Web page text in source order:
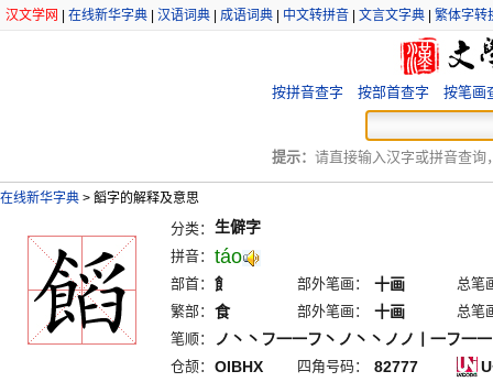
汉文学网 在线新华字典 汉语词典 成语词典 中文转拼音 文言文字典 繁体字转
按拼音查字 按部首查字 按笔画
提示： 请直接输入汉字或拼音查询
在线新华字典 > 饀字的解释及意思
分类： 生僻字
拼音： táo
部首： 飠 部外笔画： 十画
总笔
繁部： 食 部外笔画： 十画
总笔
笔顺：
ノ丶丶フ一一フ丶ノ丶丶ノノ丨一フ一一
仓颉： OIBHX 四角号码： 82777